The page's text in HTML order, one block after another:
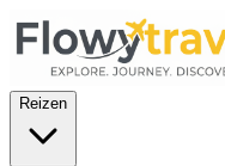
Reizen